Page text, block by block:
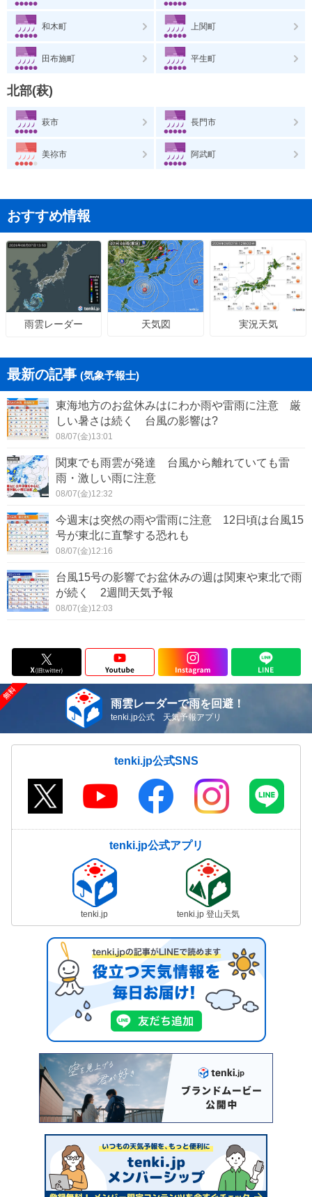
和木町 上関町
田布施町 平生町
北部(萩)
萩市 長門市
美祢市 阿武町
おすすめ情報
雨雲レーダー 天気図 実況天気
最新の記事 (気象予報士)
東海地方のお盆休みはにわか雨や雷雨に注意 厳
しい暑さは続く 台風の影響は?
08/07(金)13:01
関東でも雨雲が発達 台風から離れていても雷
雨・激しい雨に注意
08/07(金)12:32
今週末は突然の雨や雷雨に注意 12日頃は台風15
号が東北に直撃する恐れも
08/07(金)12:16
台風15号の影響でお盆休みの週は関東や東北で雨
が続く 2週間天気予報
08/07(金)12:03
雨雲レーダーで雨を回避！
tenki.jp公式 天気予報アプリ
tenki.jp公式SNS
tenki.jp公式アプリ
tenki.jp tenki.jp 登山天気